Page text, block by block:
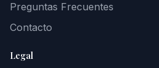
Preguntas Frecuentes
Contacto
Legal